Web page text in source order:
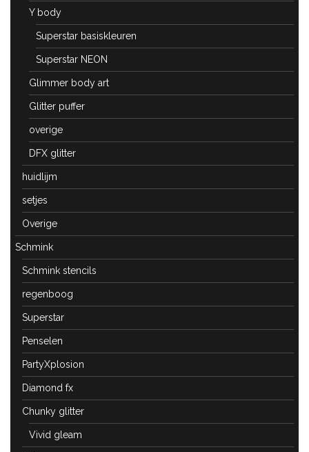
Y body
Superstar basiskleuren
Superstar NEON
Glimmer body art
Glitter puffer
overige
DFX glitter
huidlijm
setjes
Overige
Schmink
Schmink stencils
regenboog
Superstar
Penselen
PartyXplosion
Diamond fx
Chunky glitter
Vivid gleam